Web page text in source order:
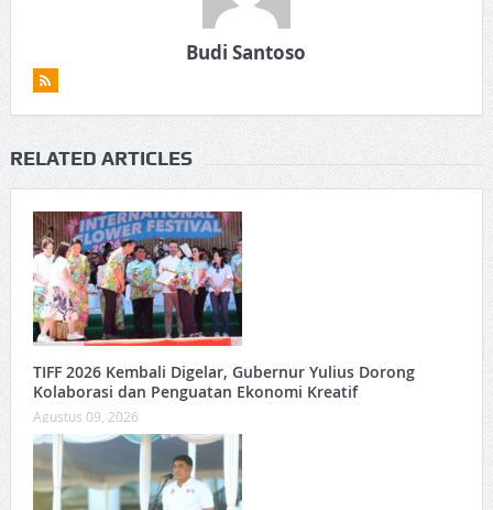
Budi Santoso
RELATED ARTICLES
TIFF 2026 Kembali Digelar, Gubernur Yulius Dorong
Kolaborasi dan Penguatan Ekonomi Kreatif
Agustus 09, 2026